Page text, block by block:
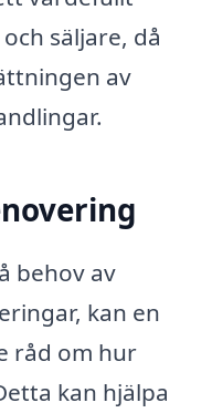
säljare, då
av
behov av
kan en
råd om hur
kan hjälpa